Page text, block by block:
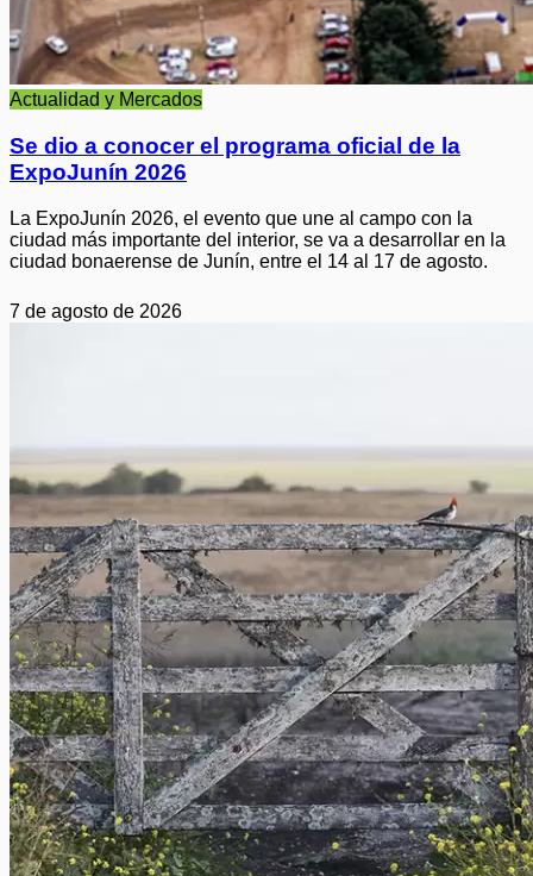
Actualidad y Mercados
Se dio a conocer el programa oficial de la
ExpoJunín 2026
La ExpoJunín 2026, el evento que une al campo con la
ciudad más importante del interior, se va a desarrollar en la
ciudad bonaerense de Junín, entre el 14 al 17 de agosto.
7 de agosto de 2026